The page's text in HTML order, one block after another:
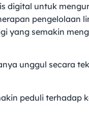
digital untuk
pengelolaan
yang semakin
unggul secara
peduli terhadap